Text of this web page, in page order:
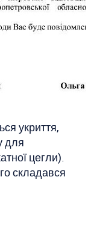
укриття,
для
цегли).
складався